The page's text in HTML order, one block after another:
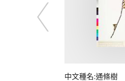
中文種名:通條樹